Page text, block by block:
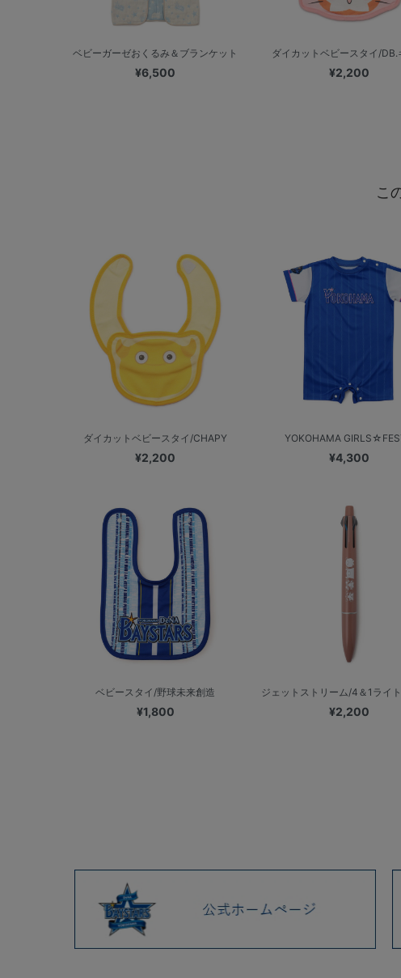
ベビーガーゼおくるみ＆ブランケット
¥6,500
ダイカットベビースタイ/DB.
¥2,200
こ
ダイカットベビースタイ/CHAPY
¥2,200
YOKOHAMA
¥4,300
ベビースタイ/野球未来創造
¥1,800
ジェットストリーム/4＆1ライ
¥2,200